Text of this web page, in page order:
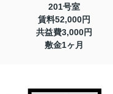
201号室
賃料52,000円
共益費3,000円
敷金1ヶ月